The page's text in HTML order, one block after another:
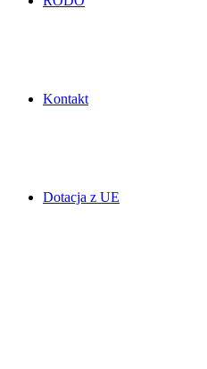
Kontakt
Dotacja z UE